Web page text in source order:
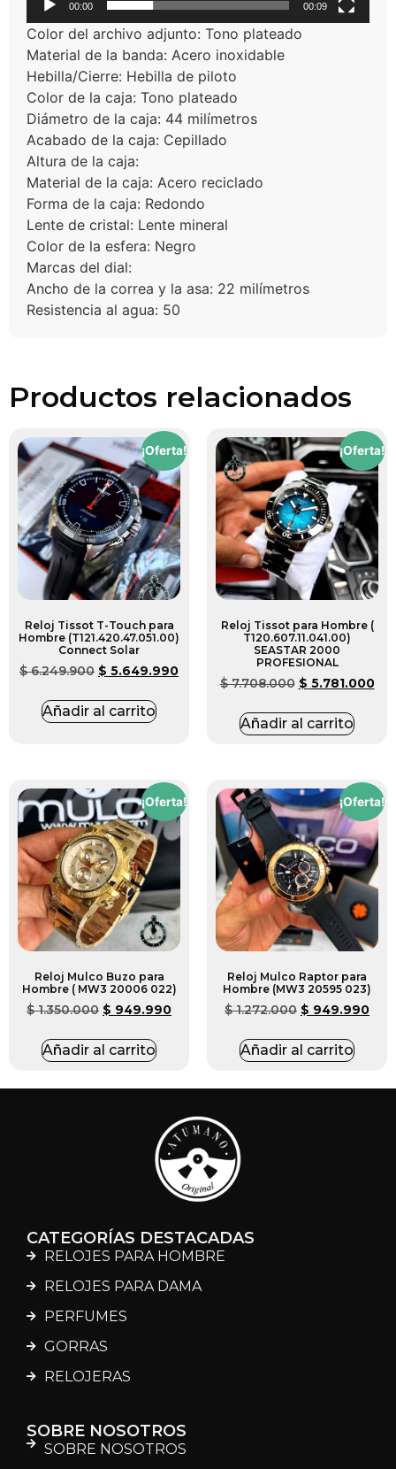
00:00 00:09
Color del archivo adjunto: Tono plateado
Material de la banda: Acero inoxidable
Hebilla/Cierre: Hebilla de piloto
Color de la caja: Tono plateado
Diámetro de la caja: 44 milímetros
Acabado de la caja: Cepillado
Altura de la caja:
Material de la caja: Acero reciclado
Forma de la caja: Redondo
Lente de cristal: Lente mineral
Color de la esfera: Negro
Marcas del dial:
Ancho de la correa y la asa: 22 milímetros
Resistencia al agua: 50
Productos relacionados
¡Oferta!
Reloj Tissot T-Touch para
Hombre (T121.420.47.051.00)
Connect Solar
$6.249.900 $ 5.649.990
Añadir al carrito
¡Oferta!
Reloj Tissot para Hombre (
T120.607.11.041.00)
SEASTAR 2000
PROFESIONAL
$7.708.000 $ 5.781.000
Añadir al carrito
¡Oferta!
Reloj Mulco Buzo para
Hombre ( MW3 20006 022)
$1.350.000 $ 949.990
Añadir al carrito
¡Oferta!
Reloj Mulco Raptor para
Hombre (MW3 20595 023)
$1.272.000 $ 949.990
Añadir al carrito
CATEGORÍAS DESTACADAS
RELOJES PARA HOMBRE
RELOJES PARA DAMA
PERFUMES
GORRAS
RELOJERAS
SOBRE NOSOTROS
SOBRE NOSOTROS